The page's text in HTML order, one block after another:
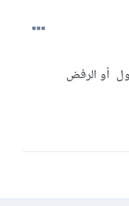
أو الرفض